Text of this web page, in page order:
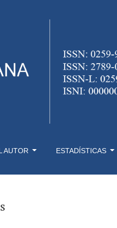
AUTOR ESTADÍSTICAS